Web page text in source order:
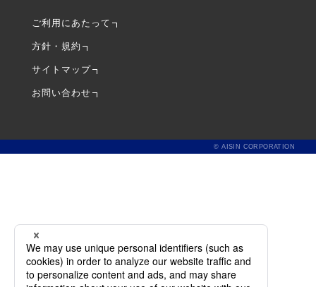
ご利用にあたって
方針・規約
サイトマップ
お問い合わせ
© AISIN CORPORATION